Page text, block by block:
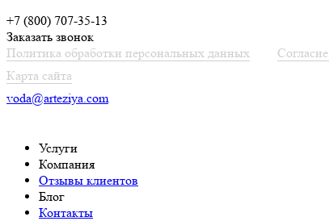
+7 (800) 707-35-13
Заказать звонок
Политика обработки персональных данных
Карта сайта
voda@arteziya.com
Услуги
Компания
Отзывы клиентов
Блог
Контакты